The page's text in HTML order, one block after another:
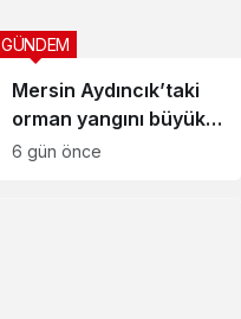
Mersin Aydıncık’taki
orman yangını büyük
ölçüde kontrol altına
GÜNDEM
6 gün önce